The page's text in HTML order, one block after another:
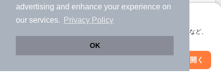
advertising and enhance your experience on
our services.
Privacy Policy
OK
アプリに切り替えて、サクサクお部屋探し
会員登録なしですぐ使える。マップ検索やお気に入り保存など、
アプリを開く
レオガーデンの賃貸物件
河内天美駅 歩
北花田駅 歩
絞り込み条件を変更